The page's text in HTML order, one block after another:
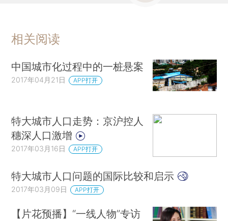
相关阅读
中国城市化过程中的一桩悬案
2017年04月21日 APP打开
特大城市人口走势：京沪控人
穗深人口激增
2017年03月16日 APP打开
特大城市人口问题的国际比较和启示
2017年03月09日 APP打开
【片花预播】“一线人物”专访